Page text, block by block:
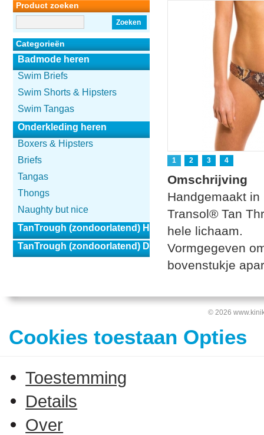
Product zoeken
Zoeken
Categorieën
Badmode heren
Swim Briefs
Swim Shorts & Hipsters
Swim Tangas
Onderkleding heren
Boxers & Hipsters
Briefs
Tangas
Thongs
Naughty but nice
TanTrough (zondoorlatend) Heren
TanTrough (zondoorlatend) Dames
1 2 3 4
Omschrijving
Handgemaakt
Transol® Tan
hele lichaam.
Vormgegeven
bovenstukje
© 2026
Cookies toestaan Opties
Toestemming
Details
Over